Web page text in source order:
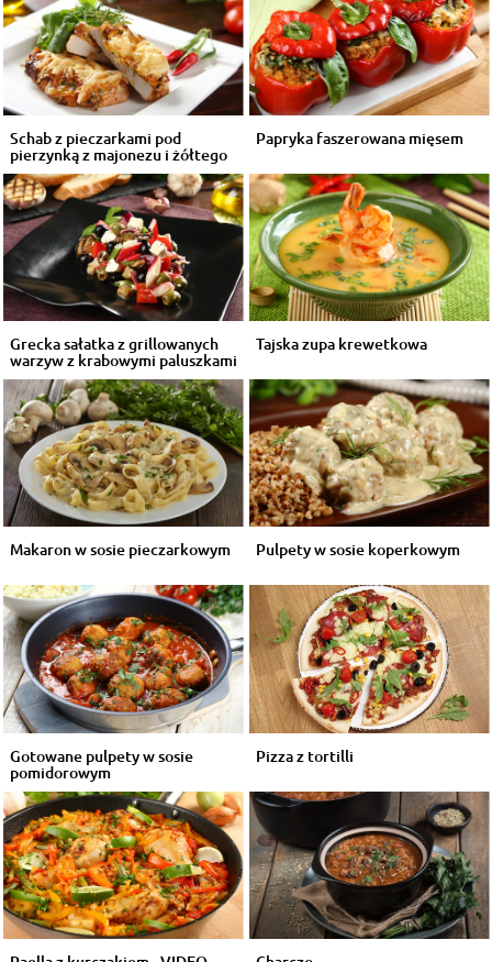
Schab z pieczarkami pod
pierzynką z majonezu i żółtego
sera
Papryka faszerowana mięsem
Grecka sałatka z grillowanych
warzyw z krabowymi paluszkami
...
Tajska zupa krewetkowa
Makaron w sosie pieczarkowym Pulpety w sosie koperkowym
Gotowane pulpety w sosie
pomidorowym
Pizza z tortilli